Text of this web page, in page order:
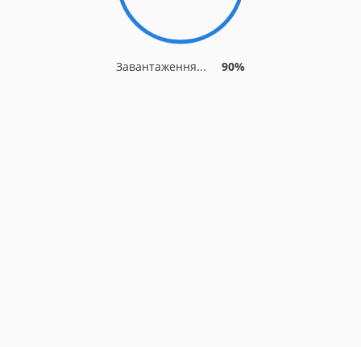
Завантаження... 90%